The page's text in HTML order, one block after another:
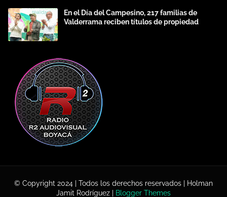
En el Día del Campesino, 217 familias de
Valderrama reciben títulos de propiedad
© Copyright 2024 | Todos los derechos reservados | Holman
Jamit Rodríguez | Blogger Themes